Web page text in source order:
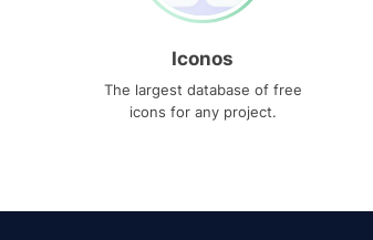
Iconos
The largest database of free
icons for any project.